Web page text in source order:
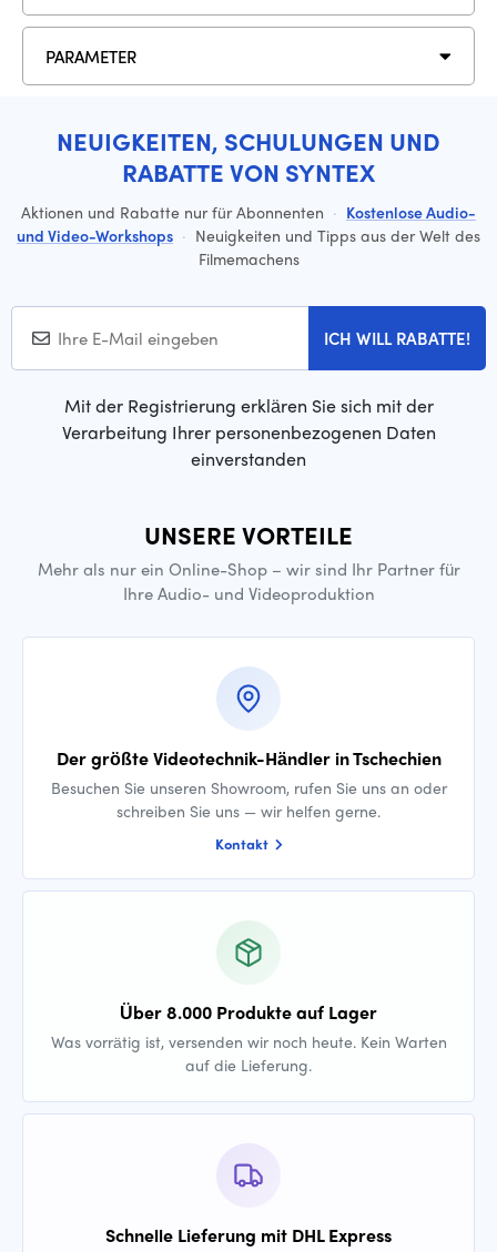
PARAMETER
NEUIGKEITEN, SCHULUNGEN UND
RABATTE VON SYNTEX
Aktionen und Rabatte nur für Abonnenten · Kostenlose Audio-
und Video-Workshops · Neuigkeiten und Tipps aus der Welt des
Filmemachens
ICH WILL RABATTE!
Mit der Registrierung erklären Sie sich mit der
Verarbeitung Ihrer personenbezogenen Daten
einverstanden
UNSERE VORTEILE
Mehr als nur ein Online-Shop – wir sind Ihr Partner für
Ihre Audio- und Videoproduktion
Der größte Videotechnik-Händler in Tschechien
Besuchen Sie unseren Showroom, rufen Sie uns an oder
schreiben Sie uns — wir helfen gerne.
Kontakt
Über 8.000 Produkte auf Lager
Was vorrätig ist, versenden wir noch heute. Kein Warten
auf die Lieferung.
Schnelle Lieferung mit DHL Express